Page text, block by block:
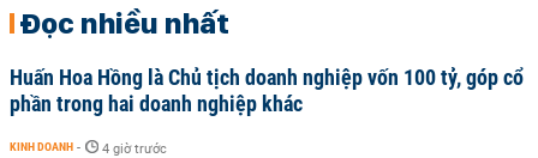
Đọc nhiều nhất
Huấn Hoa Hồng là Chủ tịch doanh nghiệp vốn 100 tỷ, góp cổ
phần trong hai doanh nghiệp khác
KINH DOANH - 4 giờ trước